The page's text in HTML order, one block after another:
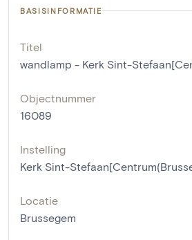
BASISINFORMATIE
Titel
wandlamp - Kerk Sint-
Objectnummer
16089
Instelling
Kerk Sint-
Locatie
Brussegem